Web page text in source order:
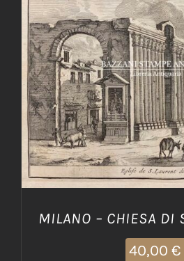
AGGIUNGI AL CARRELLO
MILANO – CHIESA DI
40,00 €